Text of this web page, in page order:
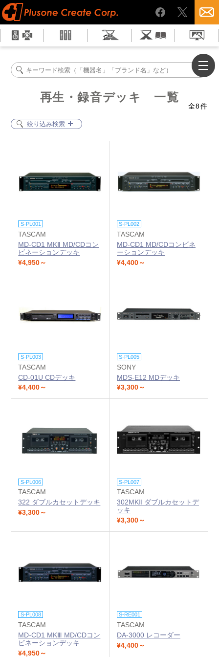
再生・録音デッキ 一覧
全8件
絞り込み検索
MD/CDコンビネーションデッキ
S-PL001
TASCAM
MD-CD1 MKⅡ MD/CDコン
ビネーションデッキ
¥4,950～
S-PL002
TASCAM
MD-CD1 MD/CDコンビネ
ーションデッキ
¥4,400～
S-PL003
TASCAM
CD-01U CDデッキ
¥4,400～
S-PL005
SONY
MDS-E12 MDデッキ
¥3,300～
S-PL006
TASCAM
322 ダブルカセットデッキ
¥3,300～
S-PL007
TASCAM
302MKⅡ ダブルカセットデ
ッキ
¥3,300～
S-PL008
TASCAM
MD-CD1 MKⅢ MD/CDコン
ビネーションデッキ
¥4,950～
S-RE001
TASCAM
DA-3000 レコーダー
¥4,400～